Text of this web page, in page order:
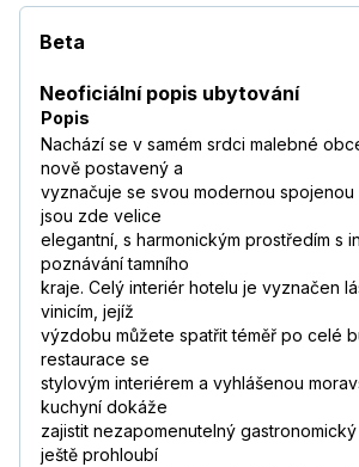
Beta
Neoficiální popis ubytování
Popis
Nachází se v samém srdci malebné
nově postavený a
vyznačuje se svou modernou spojenou
jsou zde velice
elegantní, s harmonickým prostředím s
poznávání tamního
kraje. Celý interiér hotelu je vyznačen
vinicím, jejíž
výzdobu můžete spatřit téměř po celé
restaurace se
stylovým interiérem a vyhlášenou
kuchyní dokáže
zajistit nezapomenutelný
ještě prohloubí